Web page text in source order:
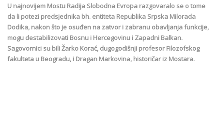
U najnovijem Mostu Radija Slobodna Evropa razgovaralo se o tome
da li potezi predsjednika bh. entiteta Republika Srpska Milorada
Dodika, nakon što je osuđen na zatvor i zabranu obavljanja funkcije,
mogu destabilizovati Bosnu i Hercegovinu i Zapadni Balkan.
Sagovornici su bili Žarko Korać, dugogodišnji profesor Filozofskog
fakulteta u Beogradu, i Dragan Markovina, historičar iz Mostara.